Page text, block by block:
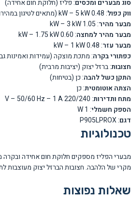
סוג מבערים ומכסים: פליז (חלוקת חום אחידה)
ווק כפול: 0.48 kW – 5 kW (מתאים לטיגון במהירות גבוהה)
מבער מהיר: 1.05 kW – 3 kW
מבער מהיר למחצה: 0.60 kW – 1.75 kW
מבער עזר: 0.48 kW – 1 kW
כפתורי בקרה: מתכת מוצקה (עמידות ואמינות
חצובות: ברזל יצוק (יציבות מרבית)
התקן כשל להבה: כן (בטיחות)
הצתה אוטומטית: כן
מתח ותדירות: 220/240 V – 50/60 Hz – 1 A
הספק חשמלי: 1 W
דגם: P905LPROX
טכנולוגיות
מבערי הפליז מספקים חלוקת חום אחידה
מקרי של הלהבה. חצובות הברזל יצוק מעוצבות
שאלות נפוצות